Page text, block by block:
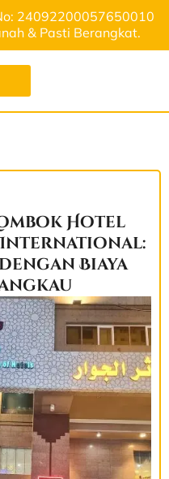
24092200057650010
& Pasti Berangkat.
Hotel
Biaya